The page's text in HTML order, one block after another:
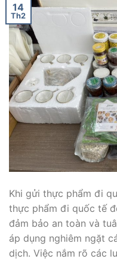
14
Th2
Khi gửi thực phẩm đi
thực phẩm đi quốc tế
đảm bảo an toàn và
áp dụng nghiêm ngặt
dịch. Việc nắm rõ các